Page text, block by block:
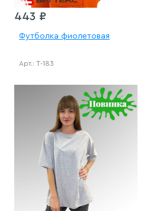
443 ₽
Футболка фиолетовая
Арт.: Т-183